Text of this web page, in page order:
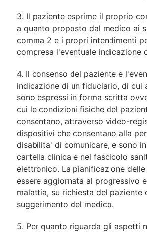
3. Il paziente esprime il proprio
a quanto proposto dal medico ai
comma 2 e i propri intendimenti
compresa l'eventuale indicazione
4. Il consenso del paziente e
indicazione di un fiduciario, di cui
sono espressi in forma scritta
cui le condizioni fisiche del
consentano, attraverso video-
dispositivi che consentano alla
disabilita' di comunicare, e sono
cartella clinica e nel fascicolo
elettronico. La pianificazione
essere aggiornata al progressivo
malattia, su richiesta del paziente
suggerimento del medico.
5. Per quanto riguarda gli aspetti